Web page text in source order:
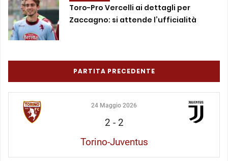
Toro-Pro Vercelli ai dettagli per
Zaccagno: si attende l’ufficialità
PARTITA PRECEDENTE
24 Maggio 2026
2 - 2
Torino-Juventus